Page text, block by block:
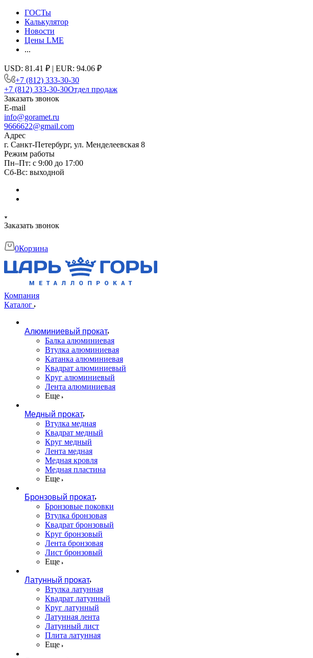
ГОСТы
Калькулятор
Новости
Цены LME
...
USD: 81.41 ₽ | EUR: 94.06 ₽
+7 (812) 333-30-30
+7 (812) 333-30-30Отдел продаж
Заказать звонок
E-mail
info@goramet.ru
9666622@gmail.com
Адрес
г. Санкт-Петербург, ул. Менделеевская 8
Режим работы
Пн–Пт: с 9:00 до 17:00
Сб-Вс: выходной
Заказать звонок
0Корзина
Компания
Каталог
Алюминиевый прокат
Балка алюминиевая
Втулка алюминиевая
Катанка алюминиевая
Квадрат алюминиевый
Круг алюминиевый
Лента алюминиевая
Еще
Медный прокат
Втулка медная
Квадрат медный
Круг медный
Лента медная
Медная кровля
Медная пластина
Еще
Бронзовый прокат
Бронзовые поковки
Втулка бронзовая
Квадрат бронзовый
Круг бронзовый
Лента бронзовая
Лист бронзовый
Еще
Латунный прокат
Втулка латунная
Квадрат латунный
Круг латунный
Латунная лента
Латунный лист
Плита латунная
Еще